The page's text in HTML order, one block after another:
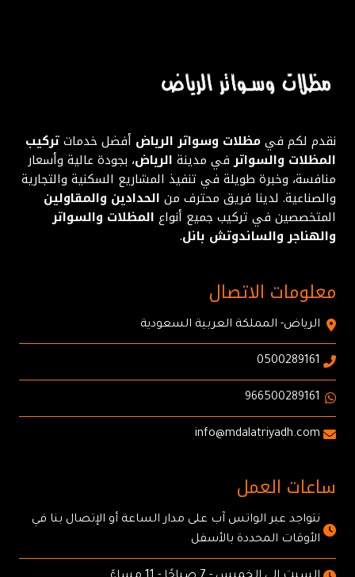
نقدم لكم فيمظلات وسواتر الرياض أفضل خدماتتركيب
المظلات والسواتر في مدينة الرياض، بجودة عالية وأسعار
منافسة، وخبرة طويلة في تنفيذ المشاريع السكنية والتجارية
والصناعية. لدينا فريق محترف من الحدادين والمقاولين
المتخصصين في تركيب جميع أنواع المظلات والسواتر
والهناجر والساندوتش بانل.
معلومات الاتصال
الرياض- المملكة العربية السعودية
0500289161
966500289161
info@mdalatriyadh.com
ساعات العمل
نتواجد عبر الواتس آب على مدار الساعة أو الإتصال بنا في
الأوقات المحددة بالأسفل